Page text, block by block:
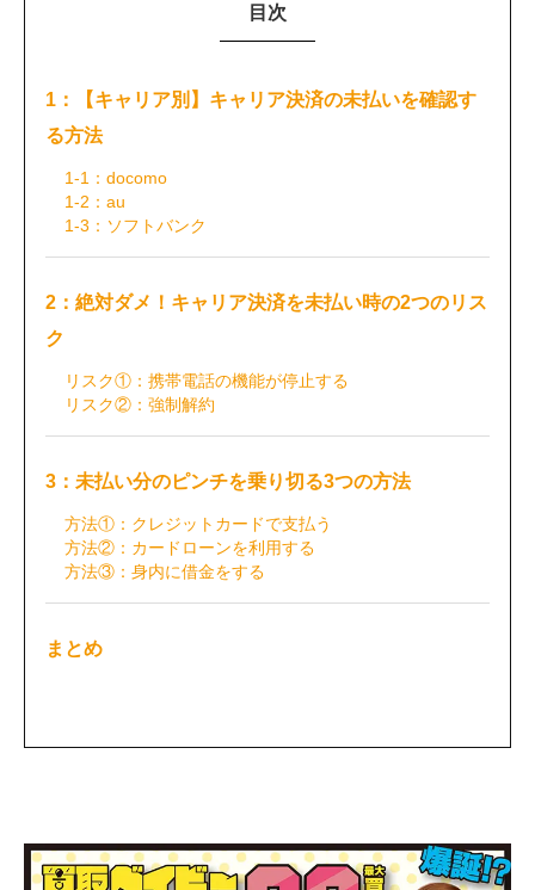
目次
1：【キャリア別】キャリア決済の未払いを確認す
る方法
1-1：docomo
1-2：au
1-3：ソフトバンク
2：絶対ダメ！キャリア決済を未払い時の2つのリス
ク
リスク①：携帯電話の機能が停止する
リスク②：強制解約
3：未払い分のピンチを乗り切る3つの方法
方法①：クレジットカードで支払う
方法②：カードローンを利用する
方法③：身内に借金をする
まとめ